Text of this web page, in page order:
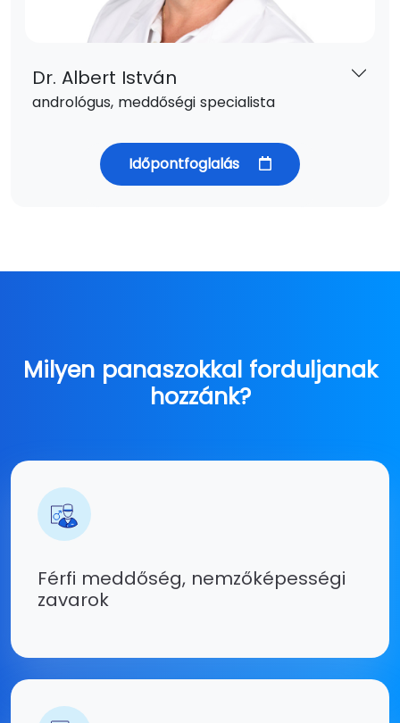
Dr. Albert István
andrológus, meddőségi specialista
Időpontfoglalás
Milyen panaszokkal forduljanak
hozzánk?
Férfi meddőség, nemzőképességi
zavarok